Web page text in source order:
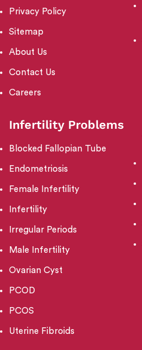
Privacy Policy
Sitemap
About Us
Contact Us
Careers
Infertility Problems
Blocked Fallopian Tube
Endometriosis
Female Infertility
Infertility
Irregular Periods
Male Infertility
Ovarian Cyst
PCOD
PCOS
Uterine Fibroids